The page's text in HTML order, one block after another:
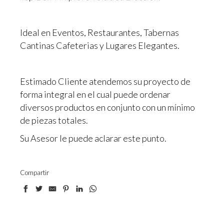
Ideal en Eventos, Restaurantes, Tabernas
Cantinas Cafeterias y Lugares Elegantes.
Estimado Cliente atendemos su proyecto de
forma integral en el cual puede ordenar
diversos productos en conjunto con un mínimo
de piezas totales.
Su Asesor le puede aclarar este punto.
Compartir